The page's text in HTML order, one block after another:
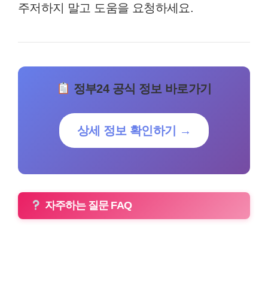
주저하지 말고 도움을 요청하세요.
정부24 공식 정보 바로가기
상세 정보 확인하기 →
자주하는 질문 FAQ